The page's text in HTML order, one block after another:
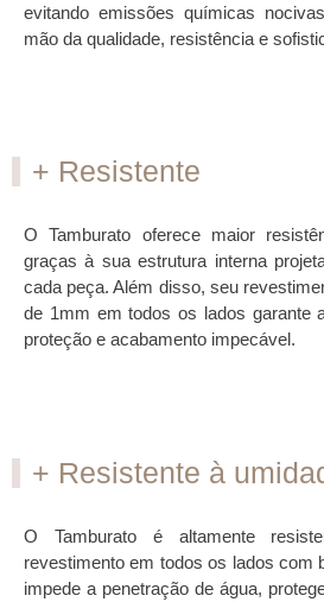
evitando emissões químicas
mão da qualidade, resistência e
+ Resistente
O Tamburato oferece maior
graças à sua estrutura interna
cada peça. Além disso, seu
de 1mm em todos os lados garante
proteção e acabamento impecável.
+ Resistente à
O Tamburato é altamente
revestimento em todos os lados com
impede a penetração de água,